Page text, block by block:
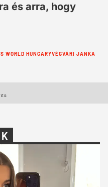
és arra, hogy
WORLD HUNGARYVÉGVÁRI JANKA